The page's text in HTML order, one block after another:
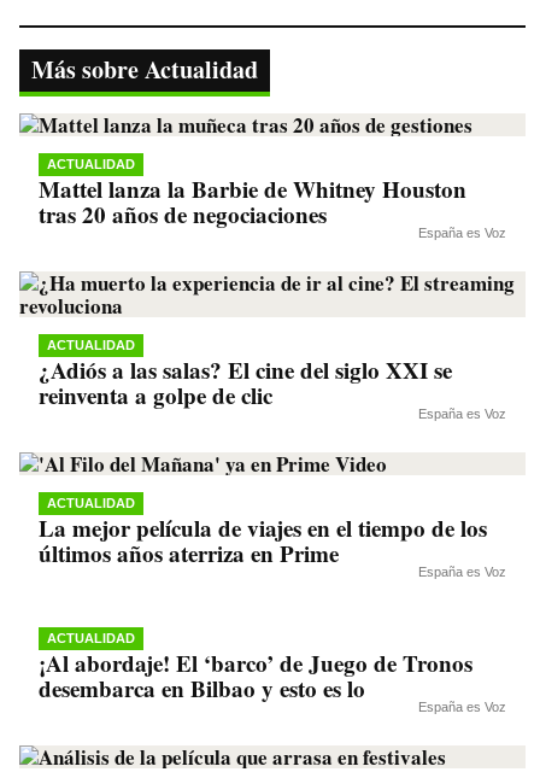
bo
ok
tte
r
ts
A
pp
gr
a
m
y
Li
nk
Más sobre Actualidad
ACTUALIDAD
Mattel lanza la Barbie de Whitney Houston
tras 20 años de negociaciones
España es Voz
ACTUALIDAD
¿Adiós a las salas? El cine del siglo XXI se
reinventa a golpe de clic
España es Voz
ACTUALIDAD
La mejor película de viajes en el tiempo de los
últimos años aterriza en Prime
España es Voz
ACTUALIDAD
¡Al abordaje! El ‘barco’ de Juego de Tronos
desembarca en Bilbao y esto es lo
España es Voz